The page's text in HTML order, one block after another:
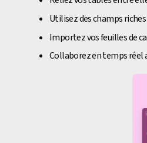
Utilisez des champs
Importez vos feuilles de
Collaborez en temps réel